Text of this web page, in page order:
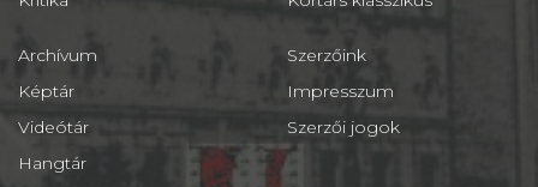
Archívum
Képtár
Videótár
Hangtár
Szerzőink
Impresszum
Szerzői jogok